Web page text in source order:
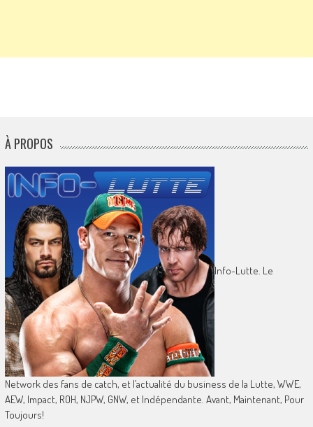
À PROPOS
Info-Lutte. Le
Network des fans de catch, et l’actualité du business de la Lutte, WWE,
AEW, Impact, ROH, NJPW, GNW, et Indépendante. Avant, Maintenant, Pour
Toujours!